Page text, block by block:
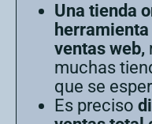
Una tienda
ventas web,
muchas
que se
Es preciso